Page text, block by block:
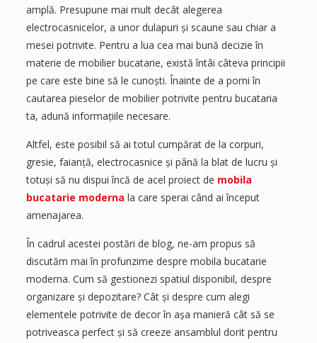
amplă. Presupune mai mult decât alegerea
electrocasnicelor, a unor dulapuri și scaune sau chiar a
mesei potrivite. Pentru a lua cea mai bună decizie în
materie de mobilier bucatarie, există întâi câteva principii
pe care este bine să le cunoști. Înainte de a porni în
cautarea pieselor de mobilier potrivite pentru bucataria
ta, adună informațiile necesare.
Altfel, este posibil să ai totul cumpărat de la corpuri,
gresie, faianță, electrocasnice și până la blat de lucru și
totuși să nu dispui încă de acel proiect de mobila
bucatarie moderna la care sperai când ai început
amenajarea.
În cadrul acestei postări de blog, ne-am propus să
discutăm mai în profunzime despre mobila bucatarie
moderna. Cum să gestionezi spatiul disponibil, despre
organizare și depozitare? Cât și despre cum alegi
elementele potrivite de decor în așa manieră cât să se
potriveasca perfect și să creeze ansamblul dorit pentru